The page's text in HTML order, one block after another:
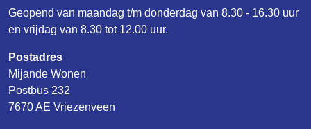
Geopend van maandag t/m donderdag van 8.30 - 16.30 uur
en vrijdag van 8.30 tot 12.00 uur.
Postadres
Mijande Wonen
Postbus 232
7670 AE Vriezenveen